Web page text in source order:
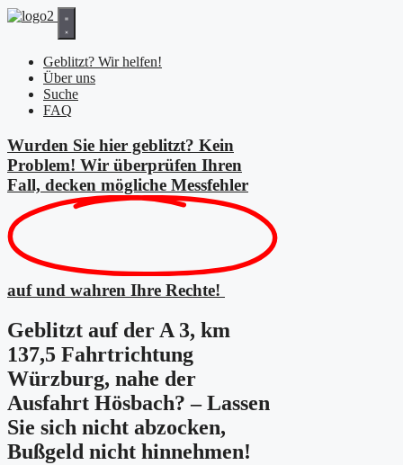
Zum
Geblitzt? Wir helfen!
Über uns
Suche
FAQ
Wurden Sie hier geblitzt? Kein
Problem! Wir überprüfen Ihren
Fall, decken mögliche Messfehler
auf und wahren Ihre Rechte!
Geblitzt auf der A 3, km
137,5 Fahrtrichtung
Würzburg, nahe der
Ausfahrt Hösbach? – Lassen
Sie sich nicht abzocken,
Bußgeld nicht hinnehmen!